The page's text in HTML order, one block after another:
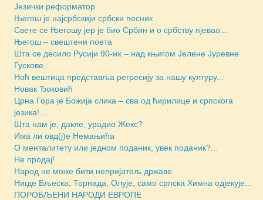
Језички реформатор
Његош је најсрбскији србски песник
Свете се Његошу јер је био Србин и о србству пјевао...
Његош – свештени поета
Шта се десило Русији 90-их – над књигом Јелене Јуревне
Гускове...
Ноћ вештица представља регресију за нашу културу...
Новак Ђоковић
Црна Гора је Божија слика – сва од ћирилице и српскога
језика!...
Шта нам је, дакле, урадио Жекс?
Има ли овд(ј)е Немањића
О менталитету или једном поданик, увек поданик?...
Не продај!
Народ не може бити непријатељ државе
Нигде Бљеска, Торнада, Олује, само српска Химна одјекује...
ПОРОБЉЕНИ НАРОДИ ЕВРОПЕ